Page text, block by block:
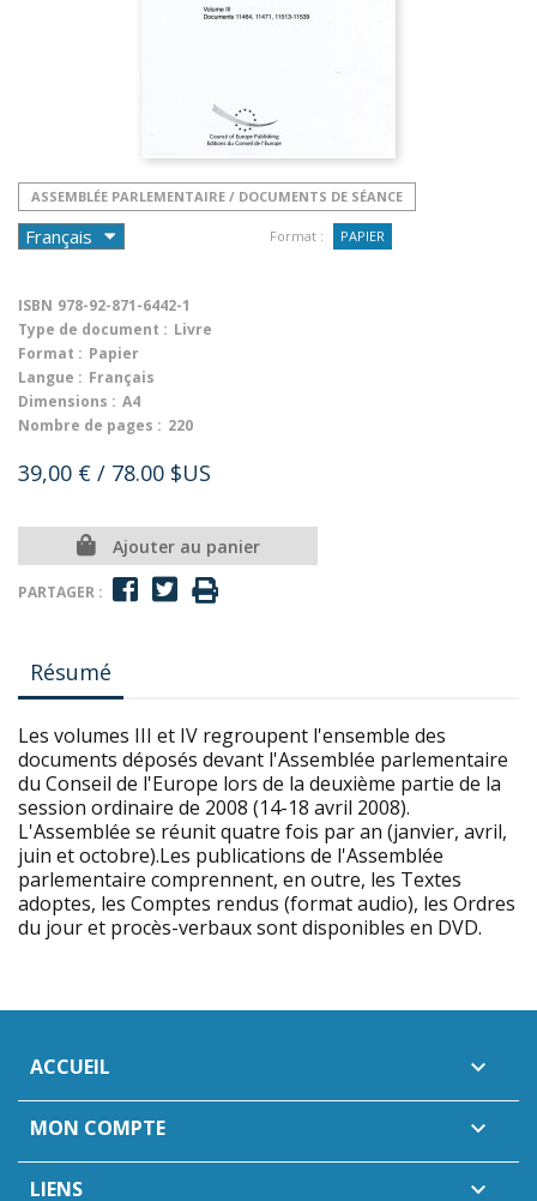
ASSEMBLÉE PARLEMENTAIRE / DOCUMENTS DE SÉANCE
Format : PAPIER
ISBN 978-92-871-6442-1
Type de document : Livre
Format : Papier
Langue : Français
Dimensions : A4
Nombre de pages : 220
39,00 € / 78.00 $US
Ajouter au panier
PARTAGER :
Résumé
Les volumes III et IV regroupent l'ensemble des
documents déposés devant l'Assemblée parlementaire
du Conseil de l'Europe lors de la deuxième partie de la
session ordinaire de 2008 (14-18 avril 2008).
L'Assemblée se réunit quatre fois par an (janvier, avril,
juin et octobre).Les publications de l'Assemblée
parlementaire comprennent, en outre, les Textes
adoptes, les Comptes rendus (format audio), les Ordres
du jour et procès-verbaux sont disponibles en DVD.
ACCUEIL 
MON COMPTE 
LIENS 